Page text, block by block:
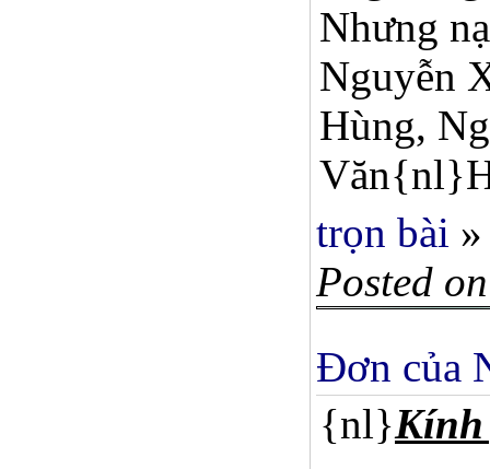
Nhưng
Nguyễn
Hùng,
trọn bài »
Posted
Ðơn của
{nl}